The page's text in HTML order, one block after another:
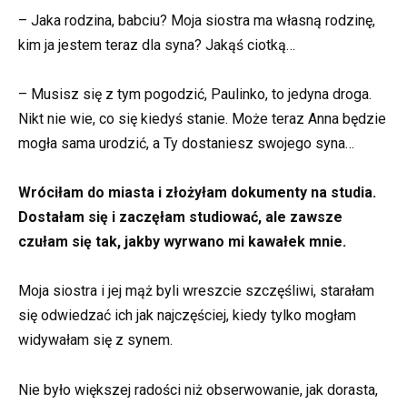
– Jaka rodzina, babciu? Moja siostra ma własną rodzinę,
kim ja jestem teraz dla syna? Jakąś ciotką…
– Musisz się z tym pogodzić, Paulinko, to jedyna droga.
Nikt nie wie, co się kiedyś stanie. Może teraz Anna będzie
mogła sama urodzić, a Ty dostaniesz swojego syna…
Wróciłam do miasta i złożyłam dokumenty na studia.
Dostałam się i zaczęłam studiować, ale zawsze
czułam się tak, jakby wyrwano mi kawałek mnie.
Moja siostra i jej mąż byli wreszcie szczęśliwi, starałam
się odwiedzać ich jak najczęściej, kiedy tylko mogłam
widywałam się z synem.
Nie było większej radości niż obserwowanie, jak dorasta,